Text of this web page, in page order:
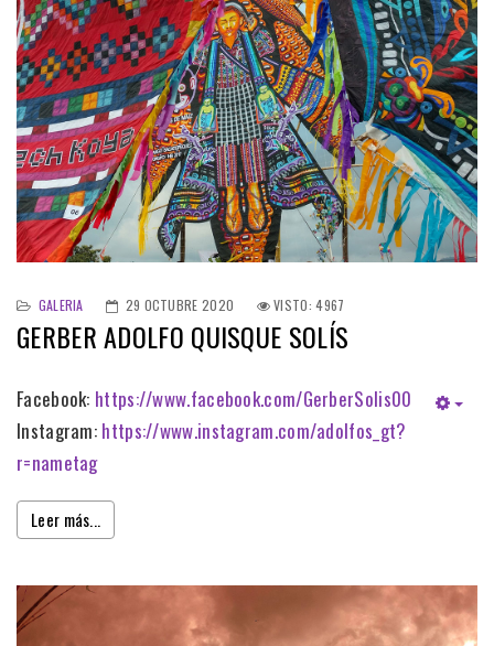
GALERIA 29 OCTUBRE 2020 VISTO: 4967
GERBER ADOLFO QUISQUE SOLÍS
Facebook: https://www.facebook.com/GerberSolis00
Instagram: https://www.instagram.com/adolfos_gt?
r=nametag
Leer más...